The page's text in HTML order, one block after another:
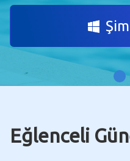
Eğlenceli